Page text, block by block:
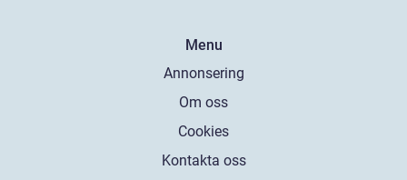
Menu
Annonsering
Om oss
Cookies
Kontakta oss